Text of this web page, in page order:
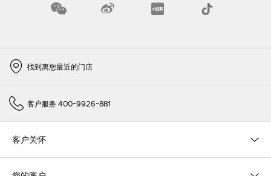
找到离您最近的门店
客户服务 400-9926-881
客户关怀